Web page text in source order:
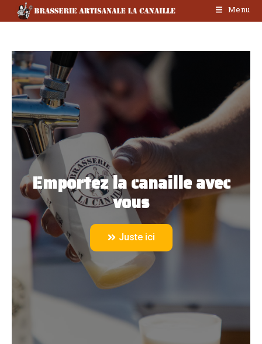
Menu
Emportez la canaille avec
vous
Juste ici